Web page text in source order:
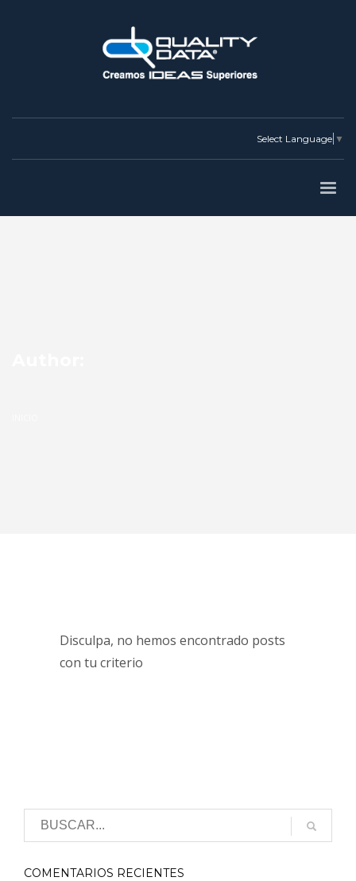
Select Language ▼
Disculpa, no hemos encontrado posts
con tu criterio
COMENTARIOS RECIENTES